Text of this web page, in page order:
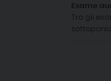
Esame
Tra gli